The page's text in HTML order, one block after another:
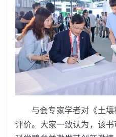
与会专家学者对《土
评价。大家一致认为，该书